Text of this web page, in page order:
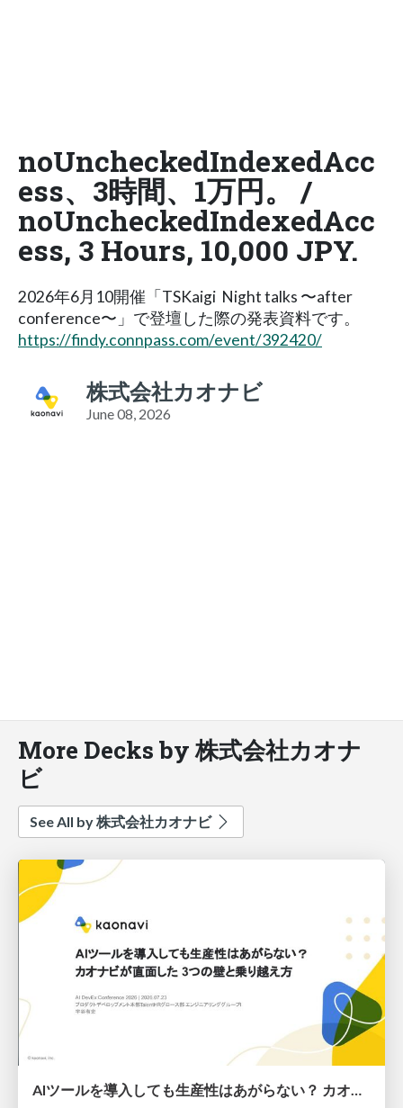
noUncheckedIndexedAcc
ess、3時間、1万円。 /
noUncheckedIndexedAcc
ess, 3 Hours, 10,000 JPY.
2026年6月10開催「TSKaigi Night talks 〜after
conference〜」で登壇した際の発表資料です。
https://findy.connpass.com/event/392420/
株式会社カオナビ
June 08, 2026
More Decks by 株式会社カオナ
ビ
See All by 株式会社カオナビ
AIツールを導入しても生産性はあがらない？ カオナビが直面した 3つの壁と乗り越え方。/ Overcoming 3 Barriers to AI-Driven Productivity at kaonavi